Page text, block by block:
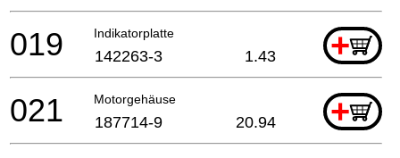
Indikatorplatte +
019 142263-3 1.43
Motorgehäuse +
021 187714-9 20.94